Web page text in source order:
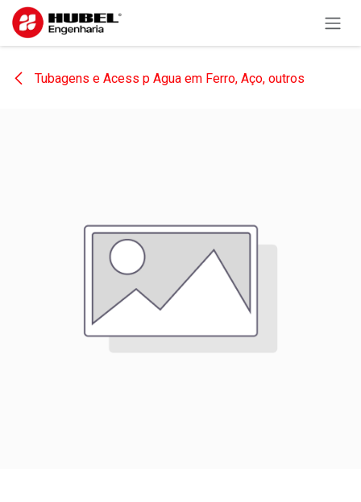
Pular para o conteúdo
Tubagens e Acess p Agua em Ferro, Aço, outros